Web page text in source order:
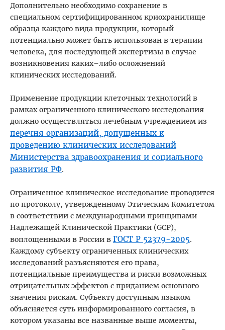
Дополнительно необходимо сохранение в
специальном сертифицированном криохранилище
образца каждого вида продукции, который
потенциально может быть использован в терапии
человека, для последующей экспертизы в случае
возникновения каких–либо осложнений
клинических исследований.
Применение продукции клеточных технологий в
рамках ограниченного клинического исследования
должно осуществляться лечебным учреждением из
перечня организаций, допущенных к
проведению клинических исследований
Министерства здравоохранения и социального
развития РФ.
Ограниченное клиническое исследование проводится
по протоколу, утвержденному Этическим Комитетом
в соответствии с международными принципами
Надлежащей Клинической Практики (GCP),
воплощенными в России в ГОСТ Р 52379-2005.
Каждому субъекту ограниченных клинических
исследований разъясняются его права,
потенциальные преимущества и риски возможных
отрицательных эффектов с приданием основного
значения рискам. Субъекту доступным языком
объясняется суть информированного согласия, в
котором указаны все названные выше моменты,